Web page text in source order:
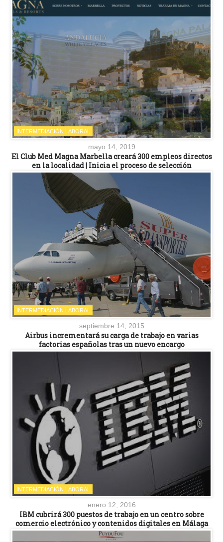
INTERMEDIACIÓN LABORAL
mayo 14, 2019
El Club Med Magna Marbella creará 300 empleos directos
en la localidad | Inicia el proceso de selección
INTERMEDIACIÓN LABORAL
septiembre 14, 2015
Airbus incrementará su carga de trabajo en varias
factorias españolas tras un nuevo encargo
INTERMEDIACIÓN LABORAL
enero 12, 2016
IBM cubrirá 300 puestos de trabajo en un centro sobre
comercio electrónico y contenidos digitales en Málaga